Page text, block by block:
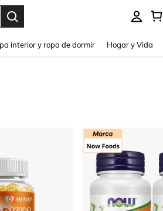
interior y ropa de dormir Hogar y Vida